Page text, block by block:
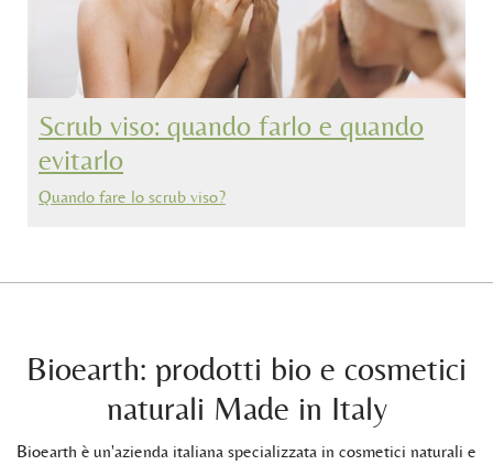
Scrub viso: quando farlo e quando
evitarlo
Quando fare lo scrub viso?
Bioearth: prodotti bio e cosmetici
naturali Made in Italy
Bioearth è un'azienda italiana specializzata in cosmetici naturali e